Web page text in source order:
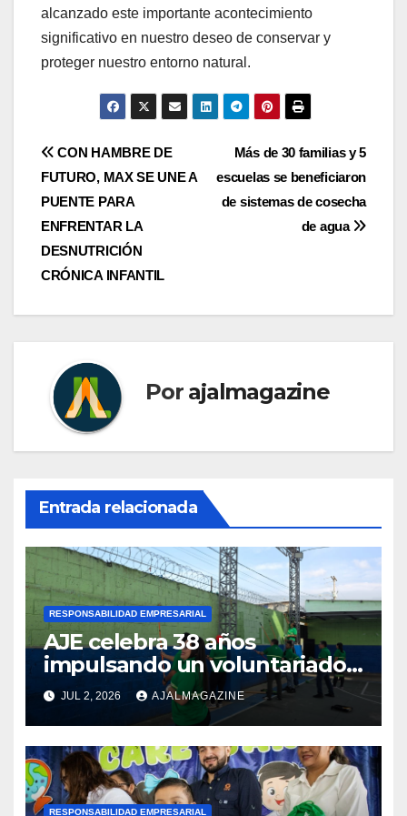
alcanzado este importante acontecimiento
significativo en nuestro deseo de conservar y
proteger nuestro entorno natural.
Navegación
de
entradas
Más de 30 familias y 5
escuelas se beneficiaron
de sistemas de cosecha
de agua
CON HAMBRE DE
FUTURO, MAX SE UNE A
PUENTE PARA
ENFRENTAR LA
DESNUTRICIÓN
CRÓNICA INFANTIL
Por ajalmagazine
Entrada relacionada
RESPONSABILIDAD EMPRESARIAL
AJE celebra 38 años
impulsando un voluntariado
corporativo en la región
JUL 2, 2026 AJALMAGAZINE
RESPONSABILIDAD EMPRESARIAL